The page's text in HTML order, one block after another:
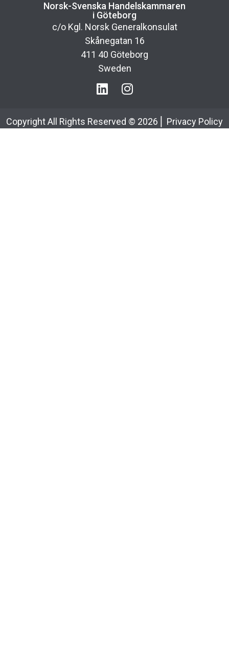
Norsk-Svenska Handelskammaren
i Göteborg
c/o Kgl. Norsk Generalkonsulat
Skånegatan 16
411 40 Göteborg
Sweden
Copyright All Rights Reserved © 2026 Privacy Policy